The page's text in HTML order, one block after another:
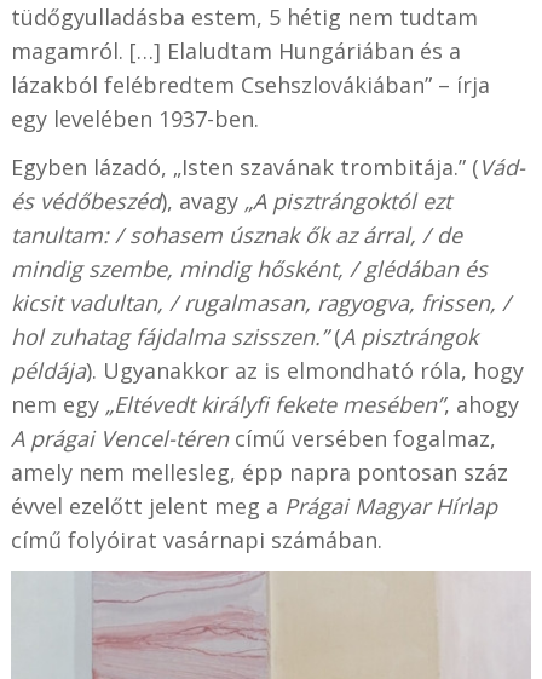
tüdőgyulladásba estem, 5 hétig nem tudtam
magamról. […] Elaludtam Hungáriában és a
lázakból felébredtem Csehszlovákiában” – írja
egy levelében 1937-ben.
Egyben lázadó, „Isten szavának trombitája.” (Vád-
és védőbeszéd), avagy „A pisztrángoktól ezt
tanultam: / sohasem úsznak ők az árral, / de
mindig szembe, mindig hősként, / glédában és
kicsit vadultan, / rugalmasan, ragyogva, frissen, /
hol zuhatag fájdalma szisszen.”(A pisztrángok
példája). Ugyanakkor az is elmondható róla, hogy
nem egy „Eltévedt királyfi fekete mesében”, ahogy
A prágai Vencel-térencímű versében fogalmaz,
amely nem mellesleg, épp napra pontosan száz
évvel ezelőtt jelent meg a Prágai Magyar Hírlap
című folyóirat vasárnapi számában.